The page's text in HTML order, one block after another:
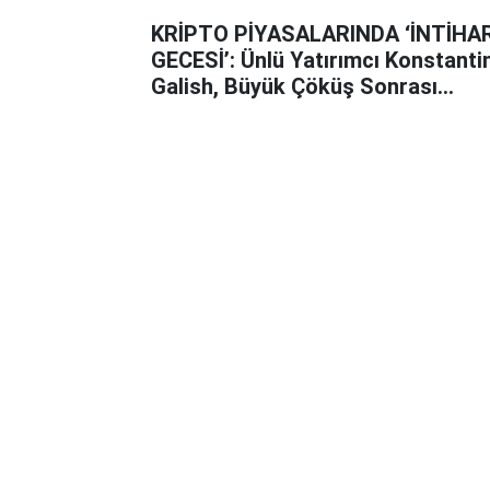
KRİPTO PİYASALARINDA
GECESİ’: Ünlü Yatırımcı
Galish, Büyük Çöküş Sonrası